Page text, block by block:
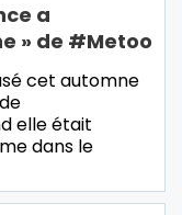
a
» de #Metoo
cet automne
elle était
dans le